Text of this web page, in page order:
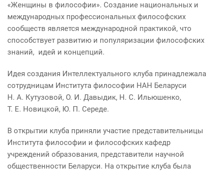
«Женщины в философии». Создание национальных и
международных профессиональных философских
сообществ является международной практикой, что
способствует развитию и популяризации философских
знаний, идей и концепций.
Идея создания Интеллектуального клуба принадлежала
сотрудницам Института философии НАН Беларуси
Н. А. Кутузовой, О. И. Давыдик, Н. С. Ильюшенко,
Т. Е. Новицкой, Ю. П. Середе.
В открытии клуба приняли участие представительницы
Института философии и философских кафедр
учреждений образования, представители научной
общественности Беларуси. На открытие клуба была